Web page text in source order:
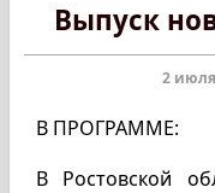
Выпуск
2 июля
В ПРОГРАММЕ:
В Ростовской